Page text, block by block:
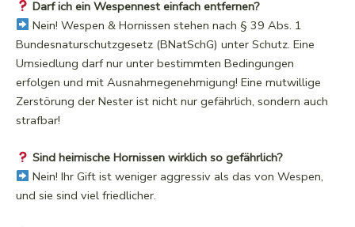
Darf ich ein Wespennest einfach entfernen?
Nein! Wespen & Hornissen stehen nach § 39 Abs. 1
Bundesnaturschutzgesetz (BNatSchG) unter Schutz. Eine
Umsiedlung darf nur unter bestimmten Bedingungen
erfolgen und mit Ausnahmegenehmigung! Eine mutwillige
Zerstörung der Nester ist nicht nur gefährlich, sondern auch
strafbar!
Sind heimische Hornissen wirklich so gefährlich?
Nein! Ihr Gift ist weniger aggressiv als das von Wespen,
und sie sind viel friedlicher.